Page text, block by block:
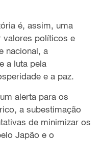
é, assim, uma
valores políticos e
nacional, a
a luta pela
e a paz.
alerta para os
a subestimação
de minimizar os
Japão e o